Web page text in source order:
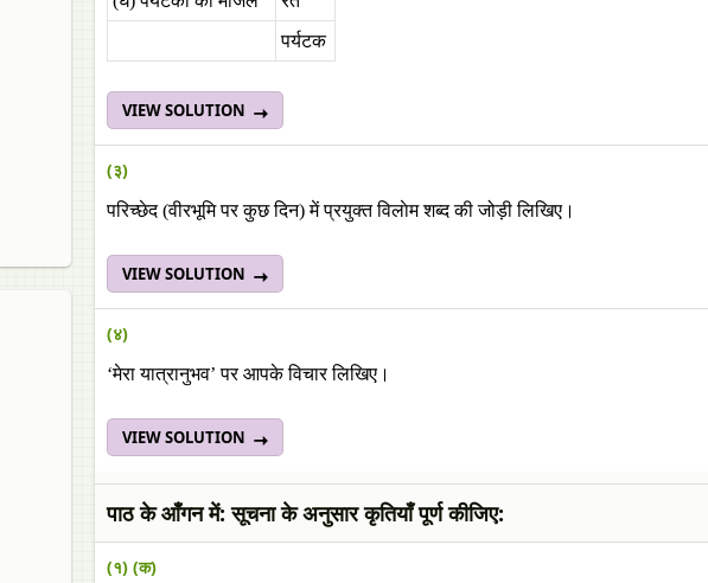
पर्यटक
VIEW SOLUTION
(३)
परिच्छेद (वीरभूमि पर कुछ दिन) में प्रयुक्‍त विलाेम शब्‍द की जोड़ी लिखिए।
VIEW SOLUTION
(४)
‘मेरा यात्रानुभव’ पर आपके विचार लिखिए।
VIEW SOLUTION
पाठ के आँगन में: सूचना के अनुसार कृतियाँ पूर्ण कीजिए:
(१) (क)